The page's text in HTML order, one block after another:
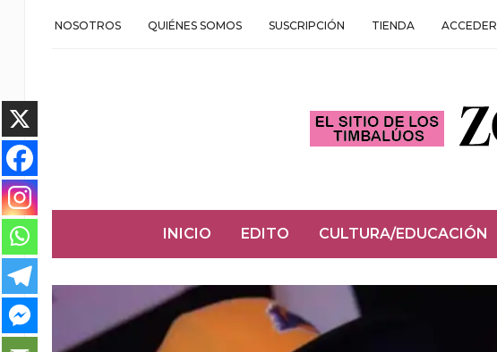
NOSOTROS QUIÉNES SOMOS SUSCRIPCIÓN TIENDA ACCEDER
INICIO EDITO CULTURA/EDUCACIÓN